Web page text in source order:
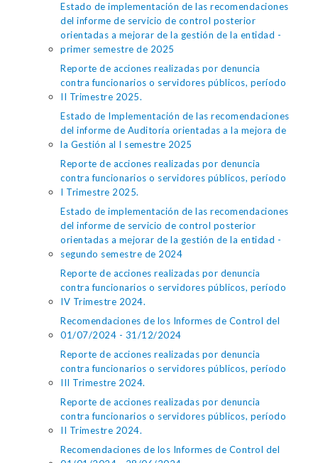
Estado de implementación de las recomendaciones
del informe de servicio de control posterior
orientadas a mejorar de la gestión de la entidad -
primer semestre de 2025
Reporte de acciones realizadas por denuncia
contra funcionarios o servidores públicos, período
II Trimestre 2025.
Estado de Implementación de las recomendaciones
del informe de Auditoría orientadas a la mejora de
la Gestión al I semestre 2025
Reporte de acciones realizadas por denuncia
contra funcionarios o servidores públicos, período
I Trimestre 2025.
Estado de implementación de las recomendaciones
del informe de servicio de control posterior
orientadas a mejorar de la gestión de la entidad -
segundo semestre de 2024
Reporte de acciones realizadas por denuncia
contra funcionarios o servidores públicos, período
IV Trimestre 2024.
Recomendaciones de los Informes de Control del
01/07/2024 - 31/12/2024
Reporte de acciones realizadas por denuncia
contra funcionarios o servidores públicos, período
III Trimestre 2024.
Reporte de acciones realizadas por denuncia
contra funcionarios o servidores públicos, período
II Trimestre 2024.
Recomendaciones de los Informes de Control del